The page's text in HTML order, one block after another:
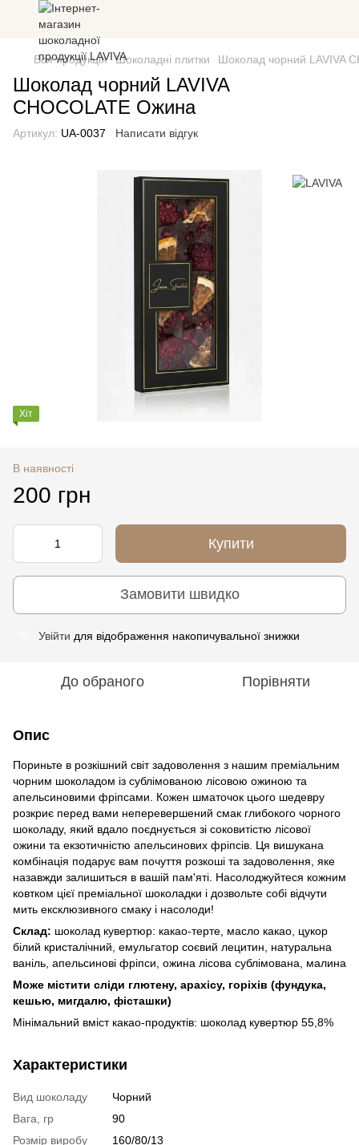
Вся продукція Шоколадні плитки Шоколад чорний LAVIVA
Шоколад чорний LAVIVA
CHOCOLATE Ожина
Артикул: UA-0037 Написати відгук
Хіт
В наявності
200 грн
Купити
Замовити швидко
Увійти для відображення накопичувальної знижки
До обраного Порівняти
Опис
Пориньте в розкішний світ задоволення з нашим преміальним
чорним шоколадом із сублімованою лісовою ожиною та
апельсиновими фріпсами. Кожен шматочок цього шедевру
розкриє перед вами неперевершений смак глибокого чорного
шоколаду, який вдало поєднується зі соковитістю лісової
ожини та екзотичністю апельсинових фріпсів. Ця вишукана
комбінація подарує вам почуття розкоші та задоволення, яке
назавжди залишиться в вашій пам'яті. Насолоджуйтеся кожним
ковтком цієї преміальної шоколадки і дозвольте собі відчути
мить ексклюзивного смаку і насолоди!
Склад: шоколад кувертюр: какао-терте, масло какао, цукор
білий кристалічний, емульгатор соєвий лецитин, натуральна
ваніль, апельсинові фріпси, ожина лісова сублімована, малина
Може містити сліди глютену, арахісу, горіхів (фундука,
кешью, мигдалю, фісташки)
Мінімальний вміст какао-продуктів: шоколад кувертюр 55,8%
Характеристики
Вид шоколаду
Чорний
Вага, гр
90
Розмір виробу
160/80/13